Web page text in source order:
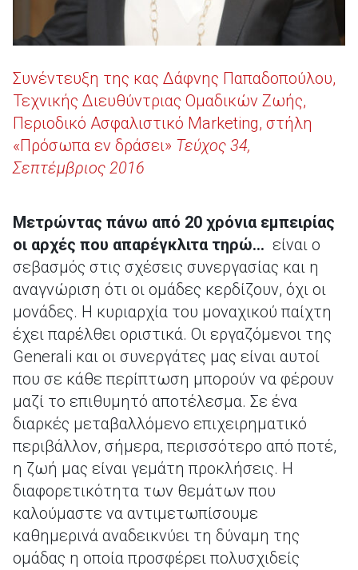
Συνέντευξη της κας Δάφνης Παπαδοπούλου,
Τεχνικής Διευθύντριας Ομαδικών Ζωής,
Περιοδικό Ασφαλιστικό Marketing, στήλη
«Πρόσωπα εν δράσει» Τεύχος 34,
Σεπτέμβριος 2016
Μετρώντας πάνω από 20 χρόνια εμπειρίας
οι αρχές που απαρέγκλιτα τηρώ… είναι ο
σεβασμός στις σχέσεις συνεργασίας και η
αναγνώριση ότι οι ομάδες κερδίζουν, όχι οι
μονάδες. Η κυριαρχία του μοναχικού παίχτη
έχει παρέλθει οριστικά. Οι εργαζόμενοι της
Generali και οι συνεργάτες μας είναι αυτοί
που σε κάθε περίπτωση μπορούν να φέρουν
μαζί το επιθυμητό αποτέλεσμα. Σε ένα
διαρκές μεταβαλλόμενο επιχειρηματικό
περιβάλλον, σήμερα, περισσότερο από ποτέ,
η ζωή μας είναι γεμάτη προκλήσεις. Η
διαφορετικότητα των θεμάτων που
καλούμαστε να αντιμετωπίσουμε
καθημερινά αναδεικνύει τη δύναμη της
ομάδας η οποία προσφέρει πολυσχιδείς